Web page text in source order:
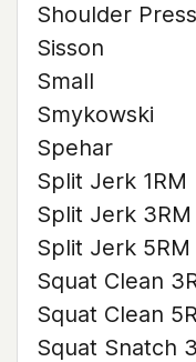
Shoulder
Sisson
Small
Smykowski
Spehar
Split Jerk 1RM
Split Jerk 3RM
Split Jerk 5RM
Squat Clean
Squat Clean
Squat Snatch